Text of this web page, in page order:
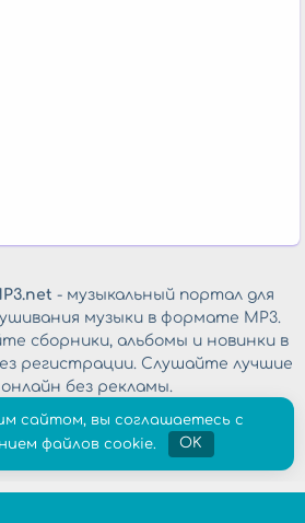
- музыкальный портал для
музыки в формате MP3.
сборники, альбомы и новинки в
регистрации. Слушайте лучшие
без рекламы.
Политика конфиденциальности
сайтом, вы соглашаетесь с
файлов cookie.
OK